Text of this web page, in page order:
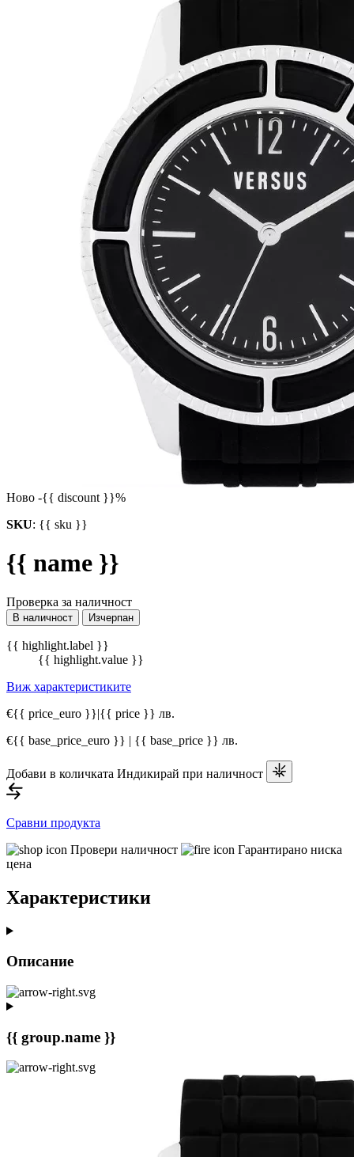
Ново -{{ discount }}%
SKU: {{ sku }}
{{ name }}
Проверка за наличност
В наличност Изчерпан
{{ highlight.label }}
{{ highlight.value }}
Виж характеристиките
€{{ price_euro }}|{{ price }} лв.
€{{ base_price_euro }} | {{ base_price }} лв.
Добави в количката Индикирай при наличност
Сравни продукта
Провери наличност
Гарантирано ниска
цена
Характеристики
Описание
{{ group.name }}